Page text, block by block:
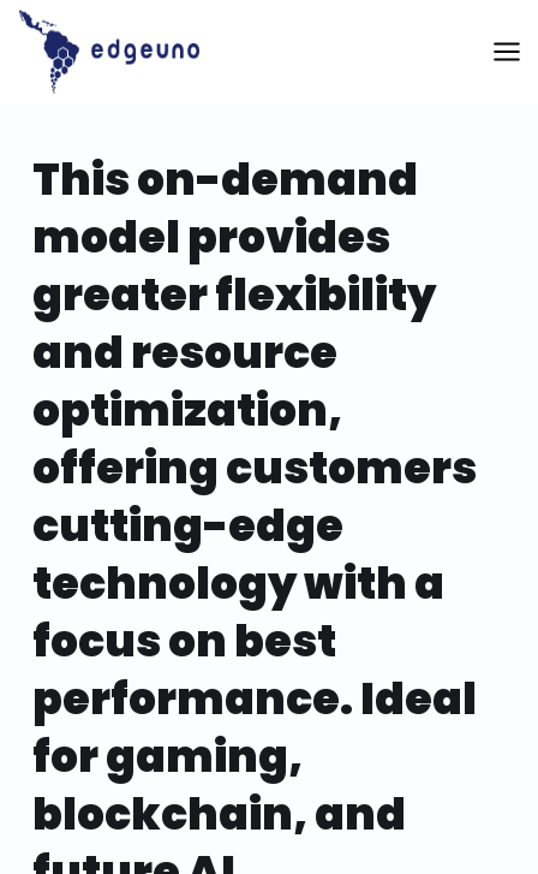
Skip
content
This on-demand
model provides
greater flexibility
and resource
optimization,
offering customers
cutting-edge
technology with a
focus on best
performance. Ideal
for gaming,
blockchain, and